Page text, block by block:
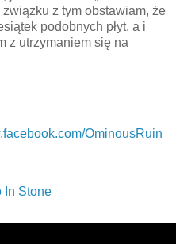
z tym obstawiam, że
podobnych płyt, a i
z utrzymaniem się na
OminousRuin
In Stone